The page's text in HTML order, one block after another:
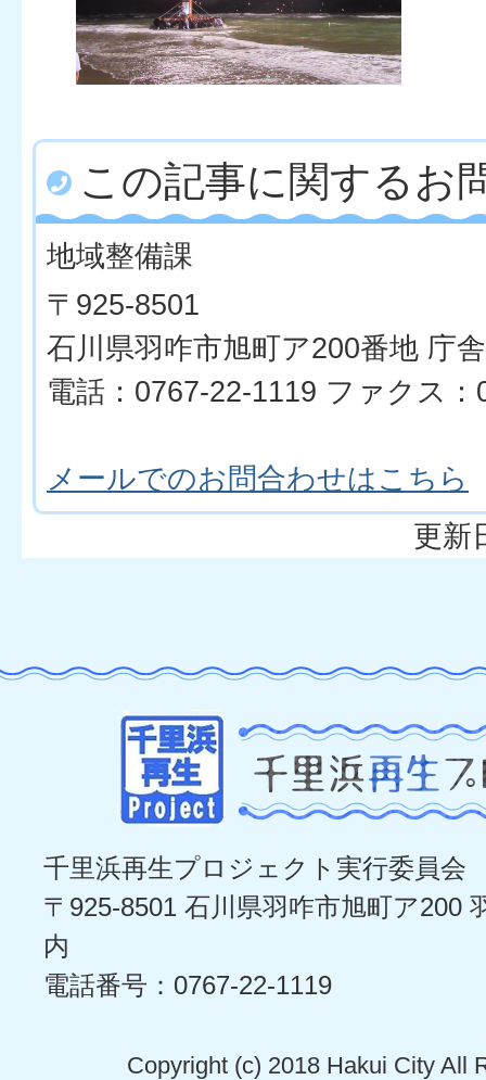
この記事に関するお
地域整備課
〒925-8501
石川県羽咋市旭町ア200番地 庁
電話：0767-22-1119 ファクス：
メールでのお問合わせはこちら
更新
千里浜再生プロジェクト実行委員会
〒925-8501 石川県羽咋市旭町ア200
内
電話番号：0767-22-1119
Copyright (c) 2018 Hakui City All